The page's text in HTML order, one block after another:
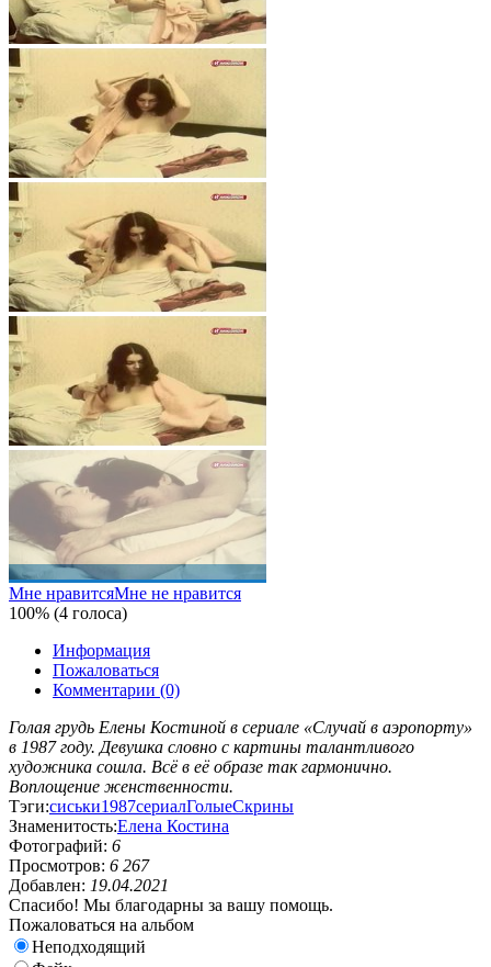
Мне нравитсяМне не нравится
100% (4 голоса)
Информация
Пожаловаться
Комментарии (0)
Голая грудь Елены Костиной в сериале «Случай в аэропорту»
в 1987 году. Девушка словно с картины талантливого
художника сошла. Всё в её образе так гармонично.
Воплощение женственности.
Тэги:сиськи1987сериалГолыеСкрины
Знаменитость:Елена Костина
Фотографий: 6
Просмотров: 6 267
Добавлен: 19.04.2021
Спасибо! Мы благодарны за вашу помощь.
Пожаловаться на альбом
Неподходящий